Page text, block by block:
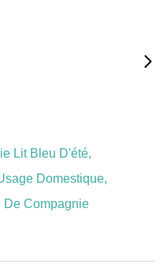
Lit Bleu D'été,
Domestique,
De Compagnie